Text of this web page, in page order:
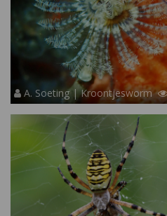
A. Soeting | Kroontjesworm